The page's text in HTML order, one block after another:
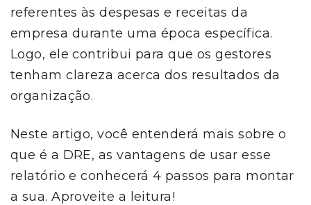
referentes às despesas e receitas da
empresa durante uma época específica.
Logo, ele contribui para que os gestores
tenham clareza acerca dos resultados da
organização.
Neste artigo, você entenderá mais sobre o
que é a DRE, as vantagens de usar esse
relatório e conhecerá 4 passos para montar
a sua. Aproveite a leitura!